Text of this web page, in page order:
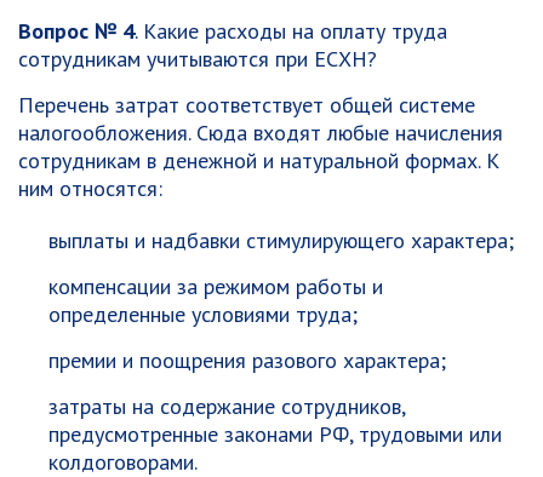
Вопрос № 4. Какие расходы на оплату труда
сотрудникам учитываются при ЕСХН?
Перечень затрат соответствует общей системе
налогообложения. Сюда входят любые начисления
сотрудникам в денежной и натуральной формах. К
ним относятся:
выплаты и надбавки стимулирующего характера;
компенсации за режимом работы и
определенные условиями труда;
премии и поощрения разового характера;
затраты на содержание сотрудников,
предусмотренные законами РФ, трудовыми или
колдоговорами.